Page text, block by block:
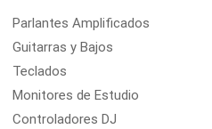
Parlantes Amplificados
Guitarras y Bajos
Teclados
Monitores de Estudio
Controladores DJ